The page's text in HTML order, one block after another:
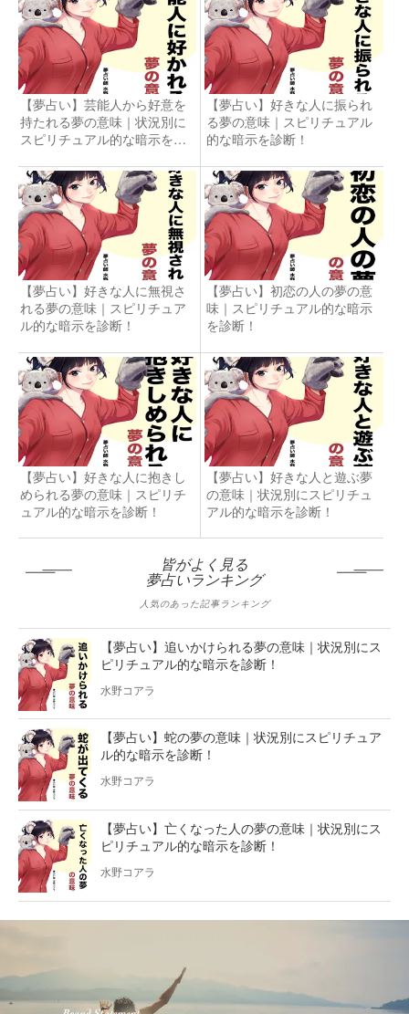
【夢占い】芸能人から好意を
持たれる夢の意味｜状況別に
スピリチュアル的な暗示を診
【夢占い】好きな人に振られ
る夢の意味｜スピリチュアル
的な暗示を診断！
【夢占い】好きな人に無視さ
れる夢の意味｜スピリチュア
ル的な暗示を診断！
【夢占い】初恋の人の夢の意
味｜スピリチュアル的な暗示
を診断！
【夢占い】好きな人に抱きし
められる夢の意味｜スピリチ
ュアル的な暗示を診断！
【夢占い】好きな人と遊ぶ夢
の意味｜状況別にスピリチュ
アル的な暗示を診断！
皆がよく見る
夢占いランキング
人気のあった記事ランキング
【夢占い】追いかけられる夢の意味｜状況別にス
ピリチュアル的な暗示を診断！
水野コアラ
【夢占い】蛇の夢の意味｜状況別にスピリチュア
ル的な暗示を診断！
水野コアラ
【夢占い】亡くなった人の夢の意味｜状況別にス
ピリチュアル的な暗示を診断！
水野コアラ